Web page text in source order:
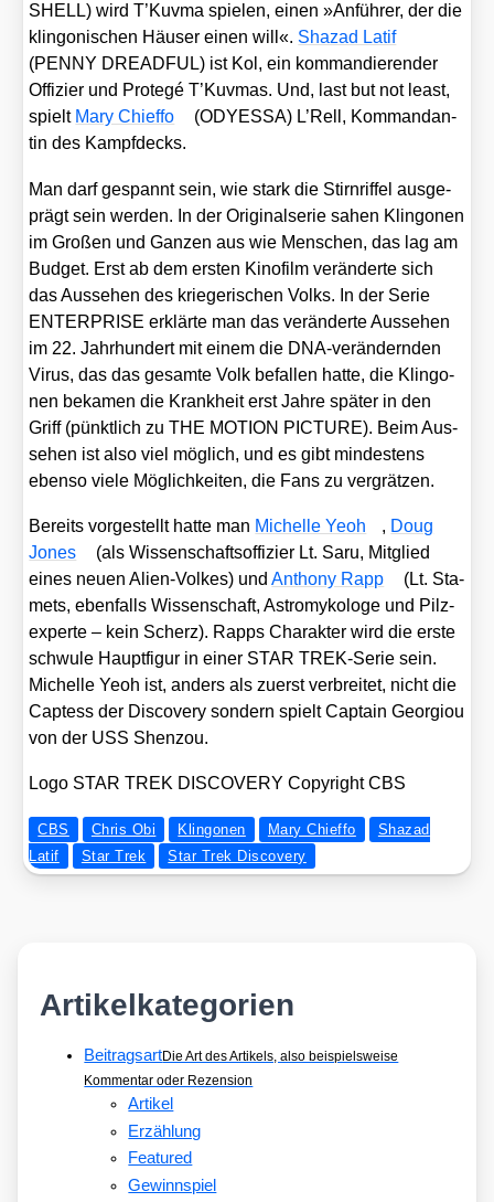
SHELL) wird T’Kuv­ma spie­len, einen »Anfüh­rer, der die
klin­go­ni­schen Häu­ser einen will«. Sha­zad Latif
(PENNY DREADFUL) ist Kol, ein kom­man­die­ren­der
Offi­zier und Pro­te­gé T’Kuv­mas. Und, last but not least,
spielt Mary Chief­fo
(ODYESSA) L’Rell, Kom­man­dan­
tin des Kampf­decks.
Man darf gespannt sein, wie stark die Stirn­rif­fel aus­ge­
prägt sein wer­den. In der Ori­gi­nal­se­rie sahen Klin­go­nen
im Gro­ßen und Gan­zen aus wie Men­schen, das lag am
Bud­get. Erst ab dem ers­ten Kino­film ver­än­der­te sich
das Aus­se­hen des krie­ge­ri­schen Volks. In der Serie
ENTERPRISE erklär­te man das ver­än­der­te Aus­se­hen
im 22. Jahr­hun­dert mit einem die DNA-ver­än­dern­den
Virus, das das gesam­te Volk befal­len hat­te, die Klin­go­
nen beka­men die Krank­heit erst Jah­re spä­ter in den
Griff (pünkt­lich zu THE MOTION PICTURE). Beim Aus­
se­hen ist also viel mög­lich, und es gibt min­des­tens
eben­so vie­le Mög­lich­kei­ten, die Fans zu ver­grät­zen.
Bereits vor­ge­stellt hat­te man Michel­le Yeoh , Doug
Jones
(als Wis­sen­schafts­of­fi­zier Lt. Saru, Mit­glied
eines neu­en Ali­en-Vol­kes) undAntho­ny Rapp
(Lt. Sta­
mets, eben­falls Wis­sen­schaft, Astro­my­ko­lo­ge und Pilz­
ex­per­te – kein Scherz). Rapps Cha­rak­ter wird die ers­te
schwu­le Haupt­fi­gur in einer STAR TREK-Serie sein.
Michel­le Yeoh ist, anders als zuerst ver­brei­tet, nicht die
Cap­tess der Dis­co­very son­dern spielt Cap­tain Geor­giou
von der USS Shen­zou.
Logo STAR TREK DISCOVERY Copy­right CBS
CBS Chris Obi Klingonen Mary Chieffo
Shazad
Latif
Star Trek Star Trek Discovery
Artikelkategorien
BeitragsartDie Art des Artikels, also beispielsweise
Kommentar oder Rezension
Artikel
Erzählung
Featured
Gewinnspiel